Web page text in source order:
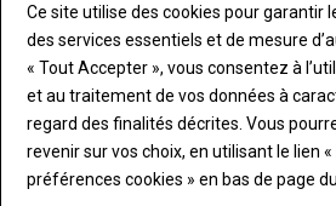
"Créer
un
nouveau
compte"
Lien
"Réinitialiser
votre
mot
de
passe"
Réinitialiser votre mot
Lien
"Je
me
connecte"
Ce site utilise des cookies pour garantir
des services essentiels et de mesure
« Tout Accepter », vous consentez à
et au traitement de vos données à
regard des finalités décrites. Vous
revenir sur vos choix, en utilisant le lien
préférences cookies » en bas de page